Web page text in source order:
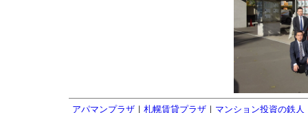
アパマンプラザ ｜ 札幌賃貸プラザ ｜ マンション投資の鉄人